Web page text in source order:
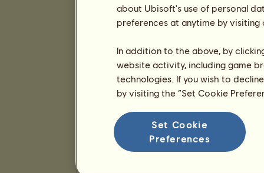
about Ubisoft's use of personal
preferences at anytime by
In addition to the above, by
website activity, including game
technologies. If you wish to
by visiting the “Set Cookie
Set Cookie
Preferences